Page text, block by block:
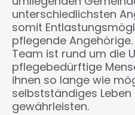
unterschiedlichsten
somit
pflegende
Team ist rund um die
pflegebedürftige
ihnen so lange wie
selbstständiges Leben
gewährleisten.